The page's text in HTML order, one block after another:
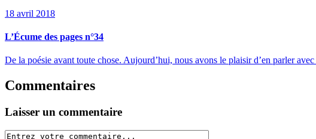
18 avril 2018
L’Écume des pages n°34
De la poésie avant toute chose. Aujourd’hui, nous avons le plaisir d’en parler
Commentaires
Laisser un commentaire